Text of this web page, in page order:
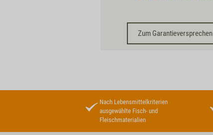
Zum Garantieversprechen
Nach Lebensmittelkriterien
ausgewählte Fisch- und
Fleischmaterialien